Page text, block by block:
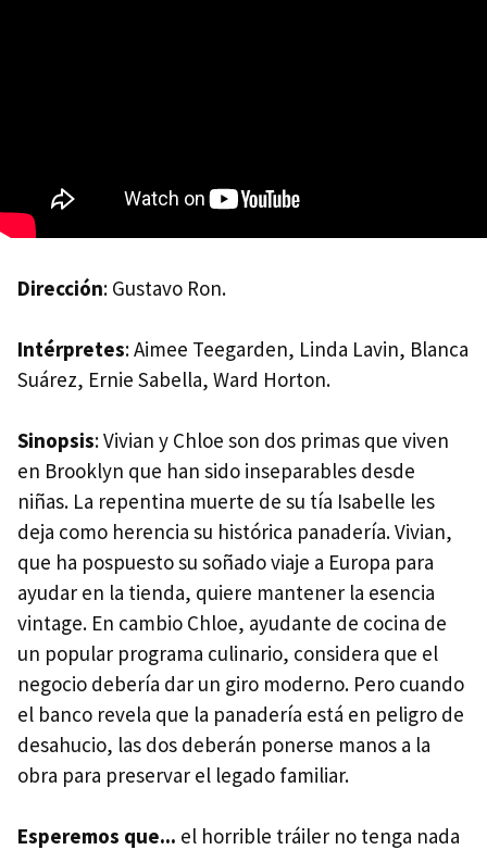
Dirección: Gustavo Ron.
Intérpretes: Aimee Teegarden, Linda Lavin, Blanca
Suárez, Ernie Sabella, Ward Horton.
Sinopsis: Vivian y Chloe son dos primas que viven
en Brooklyn que han sido inseparables desde
niñas. La repentina muerte de su tía Isabelle les
deja como herencia su histórica panadería. Vivian,
que ha pospuesto su soñado viaje a Europa para
ayudar en la tienda, quiere mantener la esencia
vintage. En cambio Chloe, ayudante de cocina de
un popular programa culinario, considera que el
negocio debería dar un giro moderno. Pero cuando
el banco revela que la panadería está en peligro de
desahucio, las dos deberán ponerse manos a la
obra para preservar el legado familiar.
Esperemos que... el horrible tráiler no tenga nada